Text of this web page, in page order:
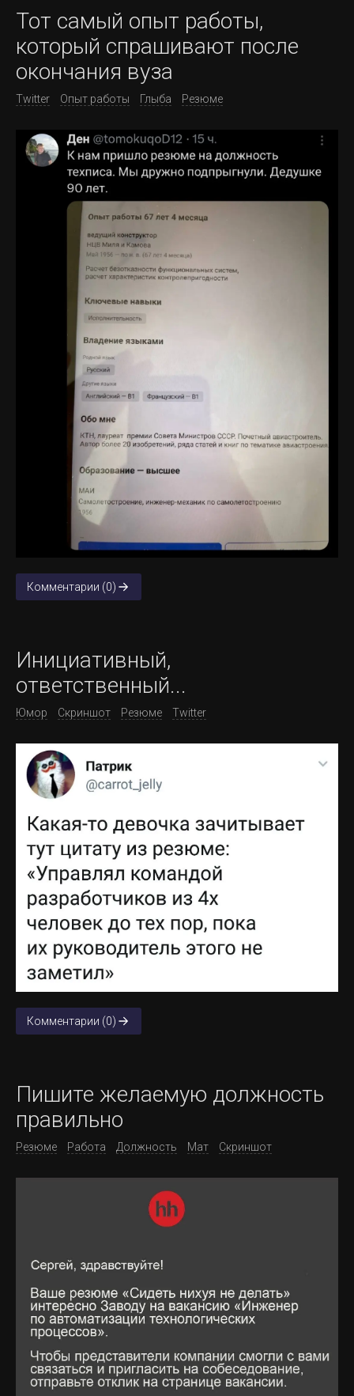
Тот самый опыт работы,
который спрашивают после
окончания вуза
Twitter Опыт работы Глыба Резюме
Комментарии (0)
Инициативный,
ответственный...
Юмор Скриншот Резюме Twitter
Комментарии (0)
Пишите желаемую должность
правильно
Резюме Работа Должность Мат Скриншот